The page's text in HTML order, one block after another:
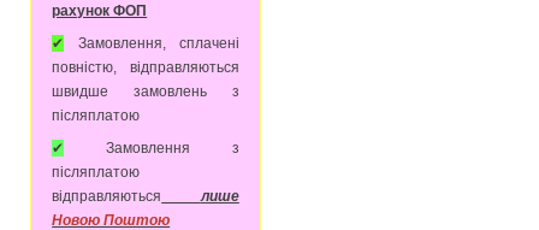
рахунок ФОП
✔ Замовлення, сплачені
повністю, відправляються
швидше замовлень з
післяплатою
✔ Замовлення з
післяплатою
відправляються
лише
Новою Поштою